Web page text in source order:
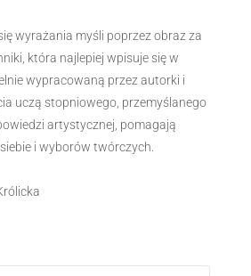
wyrażania myśli poprzez obraz za
która najlepiej wpisuje się w
wypracowaną przez autorki i
uczą stopniowego, przemyślanego
artystycznej, pomagają
i wyborów twórczych.